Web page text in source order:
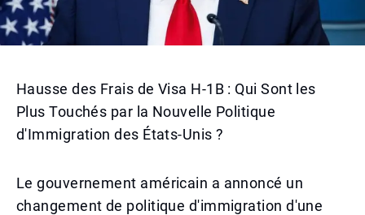
Hausse des Frais de Visa H-1B : Qui Sont les
Plus Touchés par la Nouvelle Politique
d'Immigration des États-Unis ?
Le gouvernement américain a annoncé un
changement de politique d'immigration d'une